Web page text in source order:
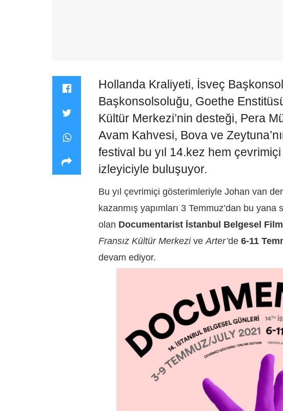
Hollanda Kraliyeti, İsveç
Başkonsolsoluğu, Goethe
Kültür Merkezi’nin desteği, Pera
Avam Kahvesi, Bova ve
festival bu yıl 14.kez hem
izleyiciyle buluşuyor.
Bu yıl çevrimiçi gösterimleriyle Johan van
kazanmış yapımları 3 Temmuz’dan bu
olan Documentarist İstanbul Belgesel
Fransız Kültür Merkezive Arter’de 6-11
devam ediyor.